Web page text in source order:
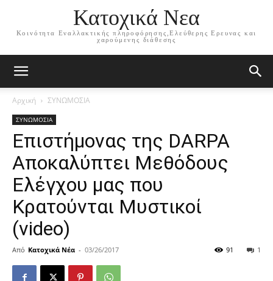
Κατοχικά Νεα
Κοινότητα Εναλλακτικής πληροφόρησης,Ελεύθερης Ερευνας και
χαρούμενης διάθεσης
Αρχική ΣΥΝΩΜΟΣΙΑ
ΣΥΝΩΜΟΣΙΑ
Επιστήμονας της DARPA
Αποκαλύπτει Μεθόδους
Ελέγχου μας που
Κρατούνται Μυστικοί
(video)
Από Κατοχικά Νέα - 03/26/2017 1
91